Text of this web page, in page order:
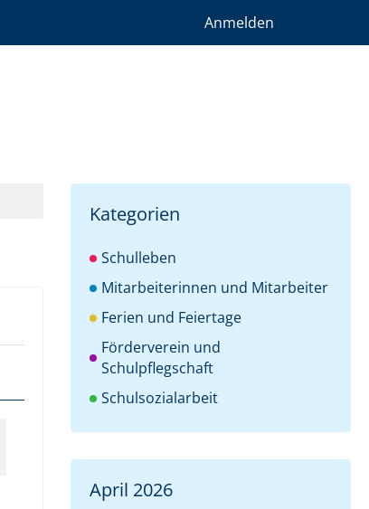
Anmelden
Kategorien
Schulleben
Mitarbeiterinnen und Mitarbeiter
Ferien und Feiertage
Förderverein und
Schulpflegschaft
Schulsozialarbeit
April 2026